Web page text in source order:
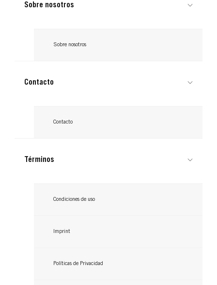
Sobre nosotros
Sobre nosotros
Contacto
Contacto
Términos
Condiciones de uso
Imprint
Políticas de Privacidad